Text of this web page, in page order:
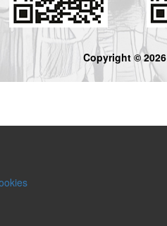
Copyright © 2026